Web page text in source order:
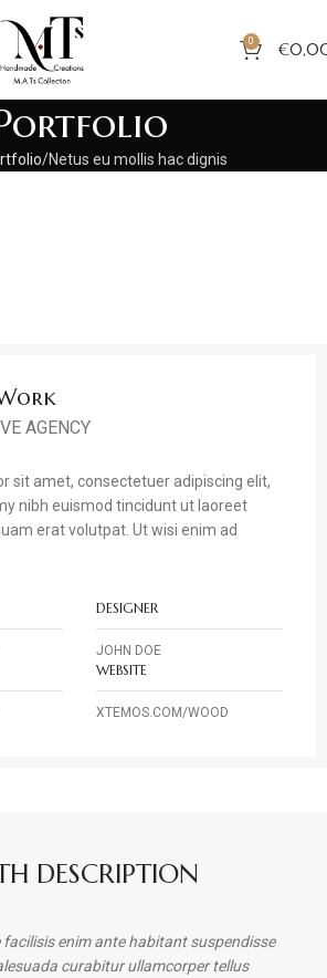
0 €
Netus eu mollis hac dignis
AGENCY
sit amet, consectetuer adipiscing elit,
nibh euismod tincidunt ut laoreet
erat volutpat. Ut wisi enim ad
DESIGNER
JOHN DOE
WEBSITE
XTEMOS.COM/WOOD
DESCRIPTION
enim ante habitant suspendisse
curabitur ullamcorper tellus